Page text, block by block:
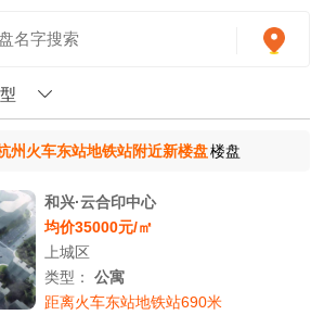
州火车东站地铁站附近新楼盘楼盘
和兴·云合印中心
均价35000元/㎡
上城区
类型：公寓
距离火车东站地铁站690米